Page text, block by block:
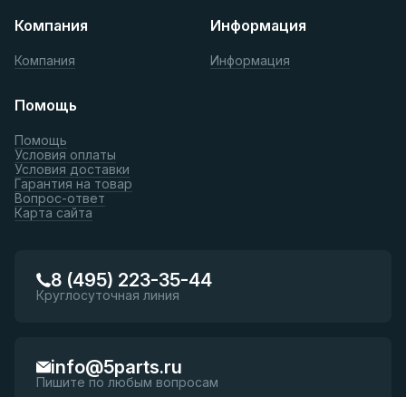
Компания
Компания
Информация
Информация
Помощь
Помощь
Условия оплаты
Условия доставки
Гарантия на товар
Вопрос-ответ
Карта сайта
8 (495) 223-35-44
Круглосуточная линия
info@5parts.ru
Пишите по любым вопросам